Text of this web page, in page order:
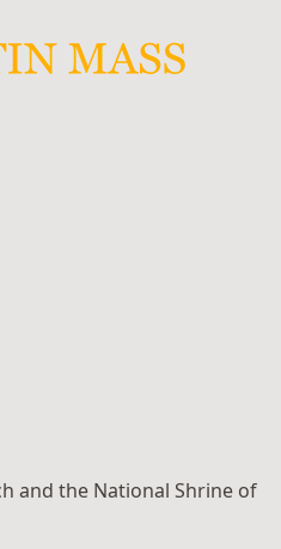
and the National Shrine of